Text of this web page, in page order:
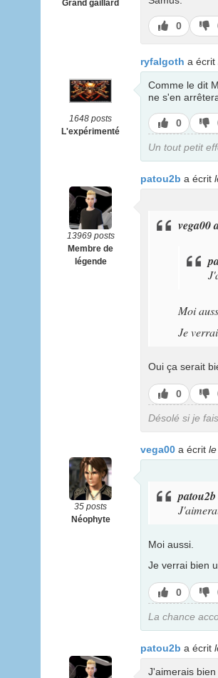
Grand gaillard
J’aime
0
1648 posts
L'expérimenté
ryfalgoth a écrit
Comme le dit
ne s'en
J’aime
0
Un tout petit
13969 posts
Membre de
légende
patou2b a écrit
vega00
Moi
Je
Oui ça serait
J’aime
0
Désolé si je
35 posts
Néophyte
vega00 a écrit
Moi aussi.
Je verrai bien
J’aime
0
La chance
patou2b a écrit
J'aimerais